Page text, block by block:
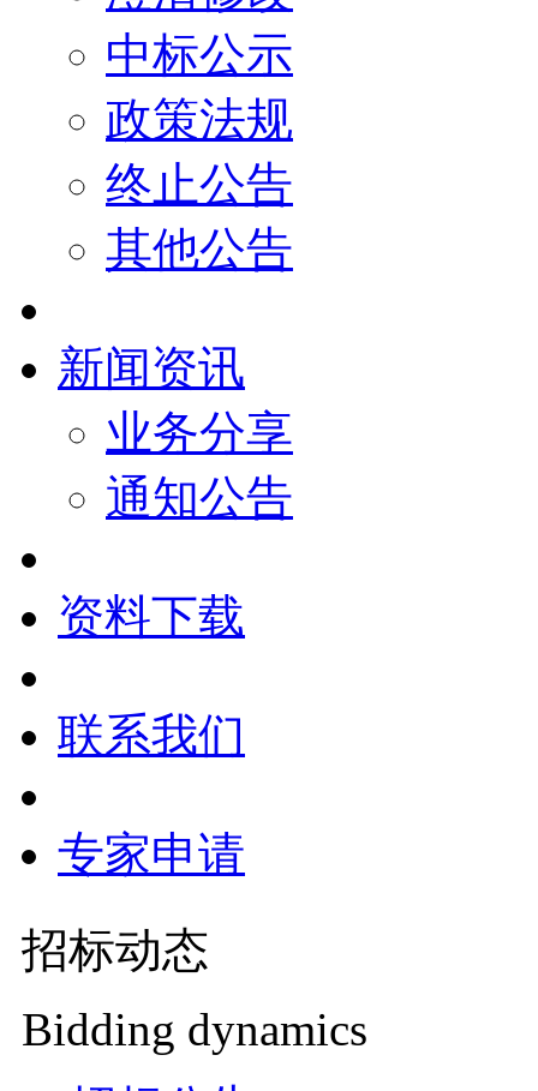
中标公示
政策法规
终止公告
其他公告
新闻资讯
业务分享
通知公告
资料下载
联系我们
专家申请
招标动态
Bidding dynamics